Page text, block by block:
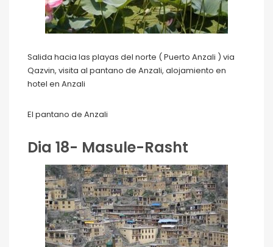
Salida hacia las playas del norte ( Puerto Anzali ) via
Qazvin, visita al pantano de Anzali, alojamiento en
hotel en Anzali
El pantano de Anzali
Dia 18- Masule-Rasht